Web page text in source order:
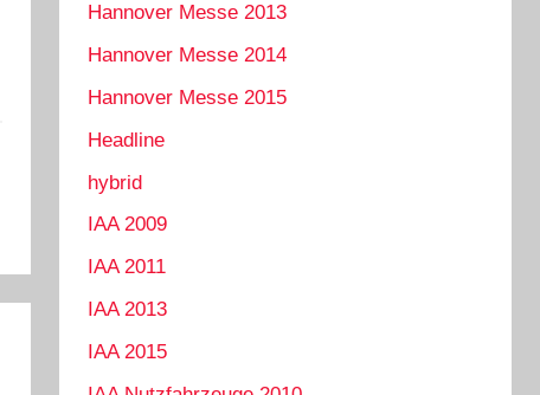
Hannover Messe 2013
Hannover Messe 2014
Hannover Messe 2015
Headline
hybrid
IAA 2009
IAA 2011
IAA 2013
IAA 2015